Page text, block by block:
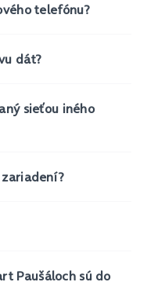
telefónu?
dát?
sieťou iného
Paušáloch sú do